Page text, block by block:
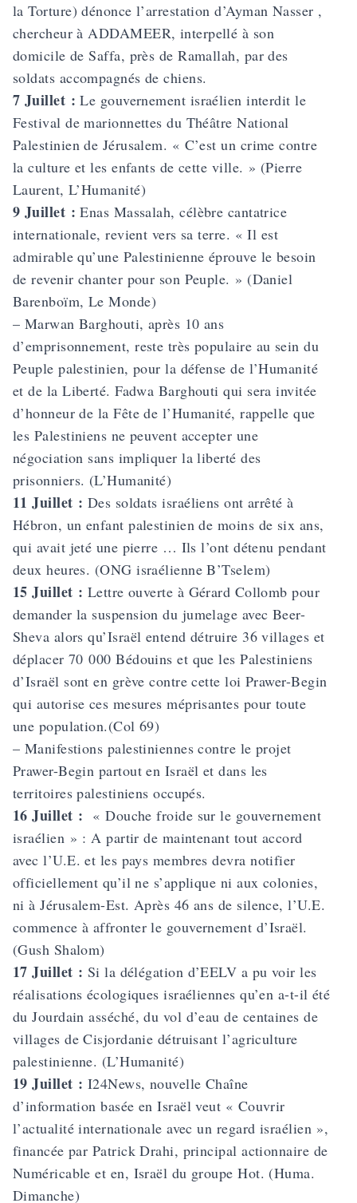
la Torture) dénonce l’arrestation d’Ayman Nasser ,
chercheur à ADDAMEER, interpellé à son
domicile de Saffa, près de Ramallah, par des
soldats accompagnés de chiens.
7 Juillet : Le gouvernement israélien interdit le
Festival de marionnettes du Théâtre National
Palestinien de Jérusalem. « C’est un crime contre
la culture et les enfants de cette ville. » (Pierre
Laurent, L’Humanité)
9 Juillet : Enas Massalah, célèbre cantatrice
internationale, revient vers sa terre. « Il est
admirable qu’une Palestinienne éprouve le besoin
de revenir chanter pour son Peuple. » (Daniel
Barenboïm, Le Monde)
– Marwan Barghouti, après 10 ans
d’emprisonnement, reste très populaire au sein du
Peuple palestinien, pour la défense de l’Humanité
et de la Liberté. Fadwa Barghouti qui sera invitée
d’honneur de la Fête de l’Humanité, rappelle que
les Palestiniens ne peuvent accepter une
négociation sans impliquer la liberté des
prisonniers. (L’Humanité)
11 Juillet : Des soldats israéliens ont arrêté à
Hébron, un enfant palestinien de moins de six ans,
qui avait jeté une pierre … Ils l’ont détenu pendant
deux heures. (ONG israélienne B’Tselem)
15 Juillet : Lettre ouverte à Gérard Collomb pour
demander la suspension du jumelage avec Beer-
Sheva alors qu’Israël entend détruire 36 villages et
déplacer 70 000 Bédouins et que les Palestiniens
d’Israël sont en grève contre cette loi Prawer-Begin
qui autorise ces mesures méprisantes pour toute
une population.(Col 69)
– Manifestions palestiniennes contre le projet
Prawer-Begin partout en Israël et dans les
territoires palestiniens occupés.
16 Juillet : « Douche froide sur le gouvernement
israélien » : A partir de maintenant tout accord
avec l’U.E. et les pays membres devra notifier
officiellement qu’il ne s’applique ni aux colonies,
ni à Jérusalem-Est. Après 46 ans de silence, l’U.E.
commence à affronter le gouvernement d’Israël.
(Gush Shalom)
17 Juillet : Si la délégation d’EELV a pu voir les
réalisations écologiques israéliennes qu’en a-t-il été
du Jourdain asséché, du vol d’eau de centaines de
villages de Cisjordanie détruisant l’agriculture
palestinienne. (L’Humanité)
19 Juillet : I24News, nouvelle Chaîne
d’information basée en Israël veut « Couvrir
l’actualité internationale avec un regard israélien »,
financée par Patrick Drahi, principal actionnaire de
Numéricable et en, Israël du groupe Hot. (Huma.
Dimanche)